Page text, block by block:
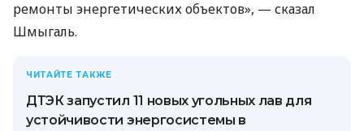
ремонты энергетических объектов», — сказал
Шмыгаль.
ЧИТАЙТЕ ТАКЖЕ
ДТЭК запустил 11 новых угольных лав для
устойчивости энергосистемы в